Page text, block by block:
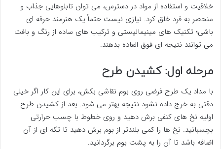
خلاقیت و استفاده از مواد در دسترس، می توان تابلوهایی جذاب و
منحصر به فرد خلق کرد. نیازی نیست حتماً یک هنرمند حرفه ای
باشی؛ تکنیک های مینیمالیستی و ترکیب های ساده از رنگ و بافت
می توانند نتیجه ای فوق العاده بدهند.
مرحله اول: کشیدن طرح
با مداد یک طرح فرضی روی بوم نقاشی بکش، برای این کار اگر خیلی
دقتی به خرج داده نشود نتیجه بهتر می شود. بعد از کشیدن طرح
اولیه نخ های کنفی برش دهید و روی خطوط با چسب حرارتی
بچسبانید. نخ ها را کمی بلندتر از بوم برش دهید تا تکه ای از آن
اضافه باشد تا آن را به پشت بوم برگردانید.